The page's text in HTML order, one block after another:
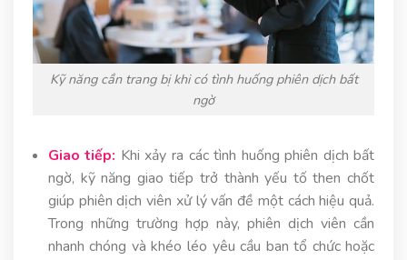
Kỹ năng cần trang bị khi có tình huống phiên dịch bất
ngờ
Giao tiếp: Khi xảy ra các tình huống phiên dịch bất
ngờ, kỹ năng giao tiếp trở thành yếu tố then chốt
giúp phiên dịch viên xử lý vấn đề một cách hiệu quả.
Trong những trường hợp này, phiên dịch viên cần
nhanh chóng và khéo léo yêu cầu ban tổ chức hoặc